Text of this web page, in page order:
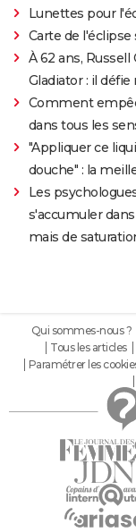
Lunettes pour
Carte de l'éclipse
À 62 ans,
Gladiator : il
Comment
dans tous les
"Appliquer ce
douche" : la
Les
s'accumuler
mais de
Qui sommes-nous ?
Tous les articles
Paramétrer les